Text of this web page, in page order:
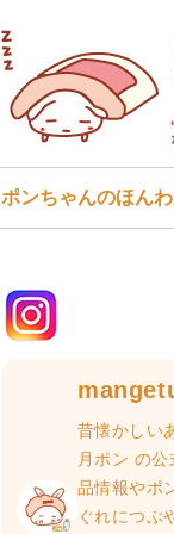
ポンちゃんのほん
昔懐かしい
月ポン の
品情報やポ
ぐれにつぶ